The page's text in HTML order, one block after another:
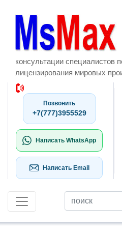
консультации специалистов
лицензирования мировых
Позвонить
+7(777)3955529
Написать WhatsApp
Написать Email